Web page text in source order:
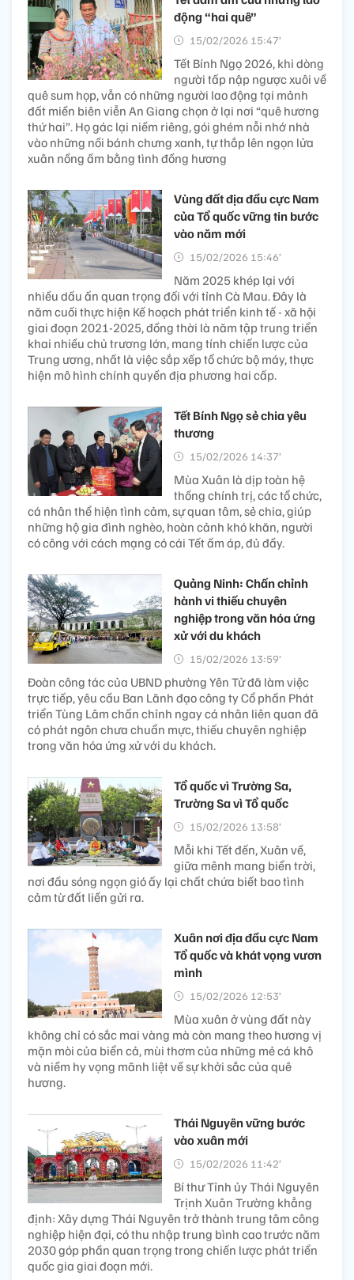
động “hai quê”
15/02/2026 15:47’
Tết Bính Ngọ 2026, khi dòng
người tấp nập ngược xuôi về
quê sum họp, vẫn có những người lao động tại mảnh
đất miền biên viễn An Giang chọn ở lại nơi “quê hương
thứ hai”. Họ gác lại niềm riêng, gói ghém nỗi nhớ nhà
vào những nồi bánh chưng xanh, tự thắp lên ngọn lửa
xuân nồng ấm bằng tình đồng hương
Vùng đất địa đầu cực Nam
của Tổ quốc vững tin bước
vào năm mới
15/02/2026 15:46’
Năm 2025 khép lại với
nhiều dấu ấn quan trọng đối với tỉnh Cà Mau. Đây là
năm cuối thực hiện Kế hoạch phát triển kinh tế - xã hội
giai đoạn 2021-2025, đồng thời là năm tập trung triển
khai nhiều chủ trương lớn, mang tính chiến lược của
Trung ương, nhất là việc sắp xếp tổ chức bộ máy, thực
hiện mô hình chính quyền địa phương hai cấp.
Tết Bính Ngọ sẻ chia yêu
thương
15/02/2026 14:37’
Mùa Xuân là dịp toàn hệ
thống chính trị, các tổ chức,
cá nhân thể hiện tình cảm, sự quan tâm, sẻ chia, giúp
những hộ gia đình nghèo, hoàn cảnh khó khăn, người
có công với cách mạng có cái Tết ấm áp, đủ đầy.
Quảng Ninh: Chấn chỉnh
hành vi thiếu chuyên
nghiệp trong văn hóa ứng
xử với du khách
15/02/2026 13:59’
Đoàn công tác của UBND phường Yên Tử đã làm việc
trực tiếp, yêu cầu Ban Lãnh đạo công ty Cổ phần Phát
triển Tùng Lâm chấn chỉnh ngay cá nhân liên quan đã
có phát ngôn chưa chuẩn mực, thiếu chuyên nghiệp
trong văn hóa ứng xử với du khách.
Tổ quốc vì Trường Sa,
Trường Sa vì Tổ quốc
15/02/2026 13:58’
Mỗi khi Tết đến, Xuân về,
giữa mênh mang biển trời,
nơi đầu sóng ngọn gió ấy lại chất chứa biết bao tình
cảm từ đất liền gửi ra.
Xuân nơi địa đầu cực Nam
Tổ quốc và khát vọng vươn
mình
15/02/2026 12:53’
Mùa xuân ở vùng đất này
không chỉ có sắc mai vàng mà còn mang theo hương vị
mặn mòi của biển cả, mùi thơm của những mẻ cá khô
và niềm hy vọng mãnh liệt về sự khởi sắc của quê
hương.
Thái Nguyên vững bước
vào xuân mới
15/02/2026 11:42’
Bí thư Tỉnh ủy Thái Nguyên
Trịnh Xuân Trường khẳng
định: Xây dựng Thái Nguyên trở thành trung tâm công
nghiệp hiện đại, có thu nhập trung bình cao trước năm
2030 góp phần quan trọng trong chiến lược phát triển
quốc gia giai đoạn mới.